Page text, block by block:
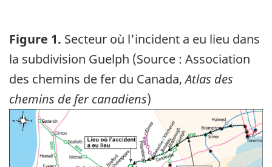
Figure 1. Secteur où l'incident a eu lieu dans
la subdivision Guelph (Source : Association
des chemins de fer du Canada,Atlas des
chemins de fer canadiens)
Image